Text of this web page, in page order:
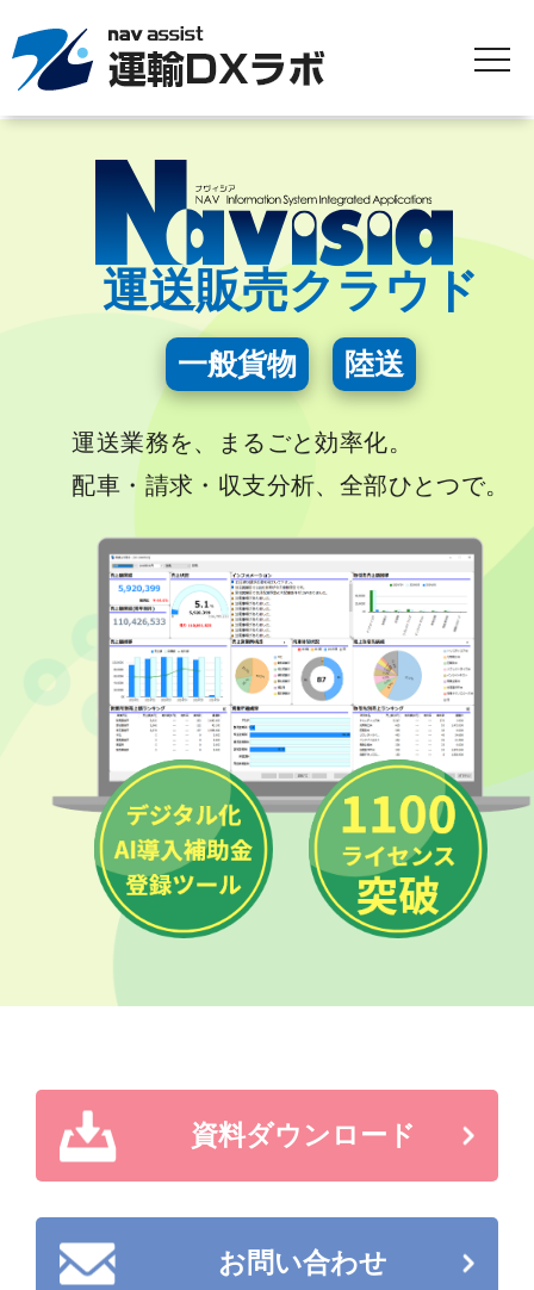
運送販売クラウド
一般貨物 陸送
運送業務を、まるごと効率化。
配車・請求・収支分析、全部ひとつで。
資料ダウンロード
資料ダウンロード
お問い合わせ